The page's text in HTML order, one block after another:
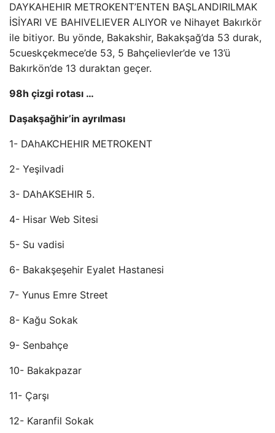
DAYKAHEHIR METROKENT’ENTEN BAŞLANDIRILMAK
İSİYARI VE BAHIVELIEVER ALIYOR ve Nihayet Bakırkör
ile bitiyor. Bu yönde, Bakakshir, Bakakşağ’da 53 durak,
5cueskçekmece’de 53, 5 Bahçelievler’de ve 13’ü
Bakırkön’de 13 duraktan geçer.
98h çizgi rotası …
Daşakşağhir’in ayrılması
1- DAhAKCHEHIR METROKENT
2- Yeşilvadi
3- DAhAKSEHIR 5.
4- Hisar Web Sitesi
5- Su vadisi
6- Bakakşeşehir Eyalet Hastanesi
7- Yunus Emre Street
8- Kağu Sokak
9- Senbahçe
10- Bakakpazar
11- Çarşı
12- Karanfil Sokak